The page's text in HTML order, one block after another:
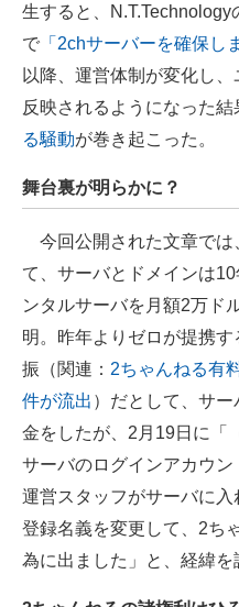
IT製品の技術・比較・事例
モノづくり技術者専門サイト
エレクトロニクス専門サイト
電子設計の基本と応用
エネルギーの専門メディア
建設×テクノロジーの最前線
ちょっと気になるネットの話
生すると、
で 「2chサーバーを確保し
以降、運営体制が変化し
反映されるようになった結
る騒動が巻き起こった。
舞台裏が明らかに？
今回公開された文章では
て、サーバとドメインは
ンタルサーバを月額2万ド
明。昨年よりゼロが提携
振（関連： 2ちゃんねる有
件が流出 ）だとして、サ
金をしたが、2月19日に「
サーバのログインアカウ
運営スタッフがサーバに
登録名義を変更して、2ち
為に出ました」と、経緯を